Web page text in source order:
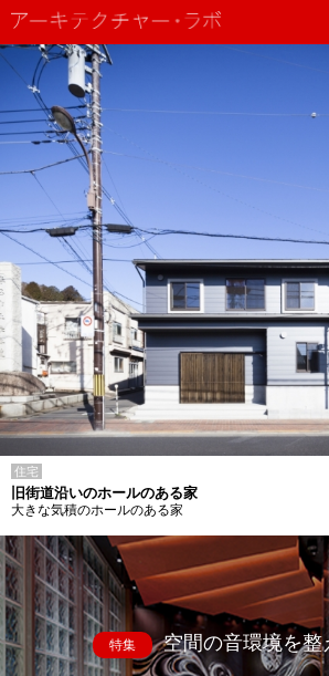
住宅
旧街道沿いのホールのある家
大きな気積のホールのある家
特集 空間の音環境を整